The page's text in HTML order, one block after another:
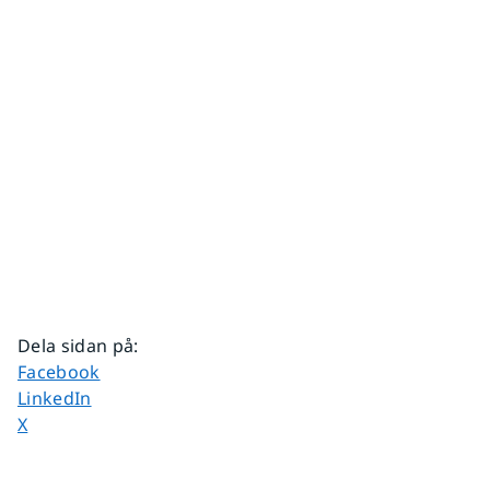
Dela sidan på:
Dela sidan på
Facebook
Dela sidan på
LinkedIn
Dela sidan på
X